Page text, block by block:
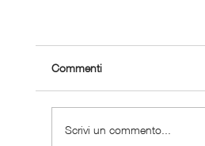
Commenti
Scrivi un commento...